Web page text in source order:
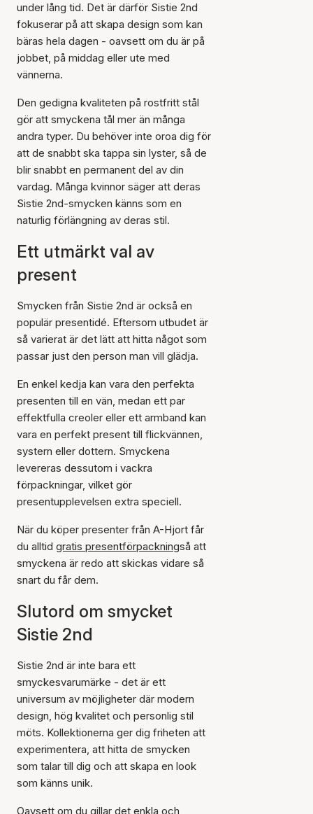
under lång tid. Det är därför Sistie 2nd
fokuserar på att skapa design som kan
bäras hela dagen - oavsett om du är på
jobbet, på middag eller ute med
vännerna.
Den gedigna kvaliteten på rostfritt stål
gör att smyckena tål mer än många
andra typer. Du behöver inte oroa dig för
att de snabbt ska tappa sin lyster, så de
blir snabbt en permanent del av din
vardag. Många kvinnor säger att deras
Sistie 2nd-smycken känns som en
naturlig förlängning av deras stil.
Ett utmärkt val av
present
Smycken från Sistie 2nd är också en
populär presentidé. Eftersom utbudet är
så varierat är det lätt att hitta något som
passar just den person man vill glädja.
En enkel kedja kan vara den perfekta
presenten till en vän, medan ett par
effektfulla creoler eller ett armband kan
vara en perfekt present till flickvännen,
systern eller dottern. Smyckena
levereras dessutom i vackra
förpackningar, vilket gör
presentupplevelsen extra speciell.
När du köper presenter från A-Hjort får
du alltid gratis presentförpackningså att
smyckena är redo att skickas vidare så
snart du får dem.
Slutord om smycket
Sistie 2nd
Sistie 2nd är inte bara ett
smyckesvarumärke - det är ett
universum av möjligheter där modern
design, hög kvalitet och personlig stil
möts. Kollektionerna ger dig friheten att
experimentera, att hitta de smycken
som talar till dig och att skapa en look
som känns unik.
Oavsett om du gillar det enkla och